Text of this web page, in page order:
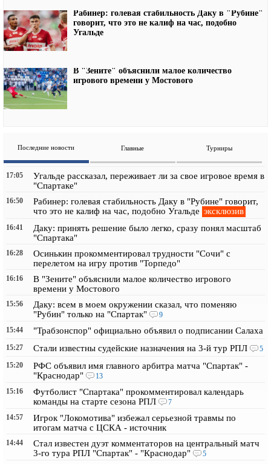
Рабинер: голевая стабильность Даку в "Рубине"
говорит, что это не калиф на час, подобно
Угальде
В "Зените" объяснили малое количество
игрового времени у Мостового
Последние новости Главные Турниры
17:05
Угальде рассказал, переживает ли за свое игровое время в
"Спартаке"
16:50
Рабинер: голевая стабильность Даку в "Рубине" говорит,
что это не калиф на час, подобно Угальде эксклюзив
16:41
Даку: принять решение было легко, сразу понял масштаб
"Спартака"
16:28
Осинькин прокомментировал трудности "Сочи" с
перелетом на игру против "Торпедо"
16:16
В "Зените" объяснили малое количество игрового
времени у Мостового
15:56
Даку: всем в моем окружении сказал, что поменяю
"Рубин" только на "Спартак"
9
15:44
"Трабзонспор" официально объявил о подписании Салаха
15:27 Стали известны судейские назначения на 3-й тур РПЛ
5
15:20
РФС объявил имя главного арбитра матча "Спартак" -
"Краснодар"
13
15:16
Футболист "Спартака" прокомментировал календарь
команды на старте сезона РПЛ
7
14:57
Игрок "Локомотива" избежал серьезной травмы по
итогам матча с ЦСКА - источник
14:44
Стал известен дуэт комментаторов на центральный матч
3-го тура РПЛ "Спартак" - "Краснодар"
5